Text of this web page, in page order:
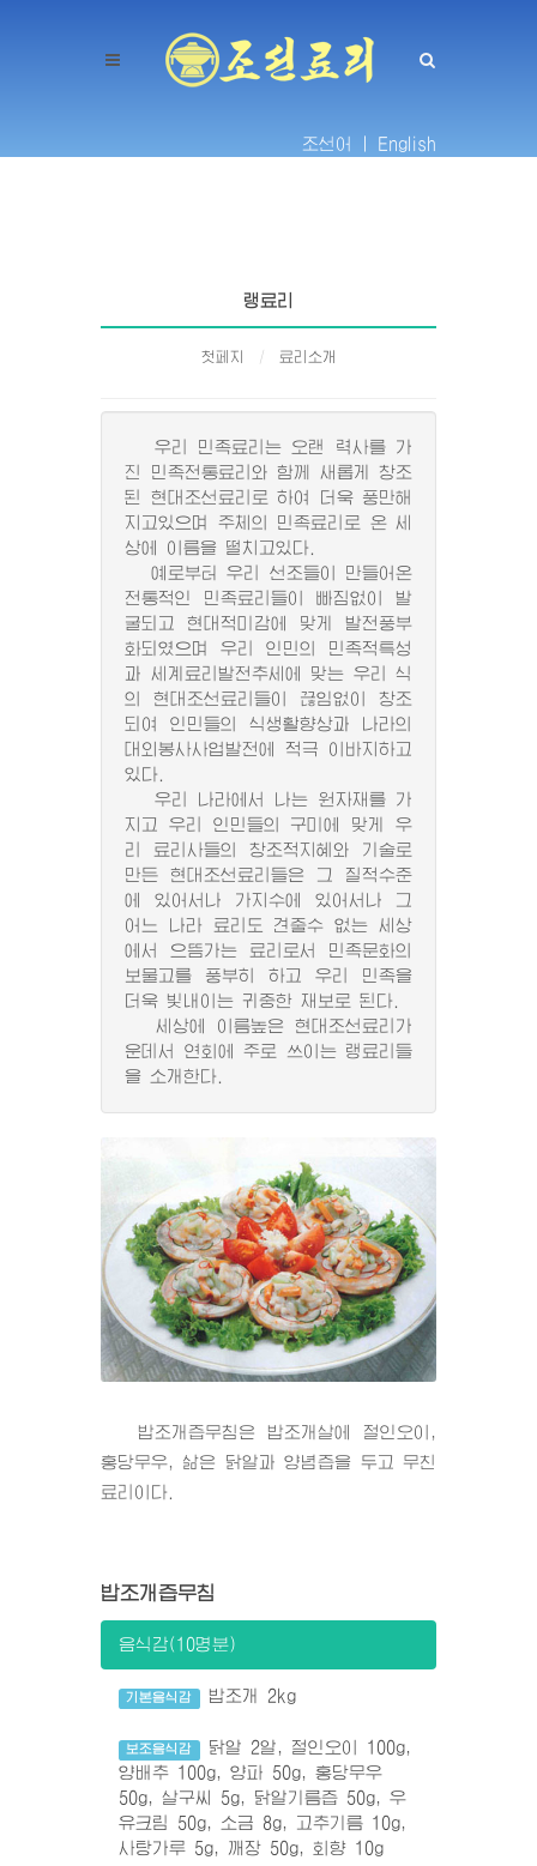
조선어 | English
랭료리
첫페지 료리소개
우리 민족료리는 오랜 력사를 가
진 민족전통료리와 함께 새롭게 창조
된 현대조선료리로 하여 더욱 풍만해
지고있으며 주체의 민족료리로 온 세
상에 이름을 떨치고있다.
예로부터 우리 선조들이 만들어온
전통적인 민족료리들이 빠짐없이 발
굴되고 현대적미감에 맞게 발전풍부
화되였으며 우리 인민의 민족적특성
과 세계료리발전추세에 맞는 우리 식
의 현대조선료리들이 끊임없이 창조
되여 인민들의 식생활향상과 나라의
대외봉사사업발전에 적극 이바지하고
있다.
우리 나라에서 나는 원자재를 가
지고 우리 인민들의 구미에 맞게 우
리 료리사들의 창조적지혜와 기술로
만든 현대조선료리들은 그 질적수준
에 있어서나 가지수에 있어서나 그
어느 나라 료리도 견줄수 없는 세상
에서 으뜸가는 료리로서 민족문화의
보물고를 풍부히 하고 우리 민족을
더욱 빛내이는 귀중한 재보로 된다.
세상에 이름높은 현대조선료리가
운데서 연회에 주로 쓰이는 랭료리들
을 소개한다.
밥조개즙무침은 밥조개살에 절인오이,
홍당무우, 삶은 닭알과 양념즙을 두고 무친
료리이다.
밥조개즙무침
음식감(10명분)
기본음식감 밥조개 2kg
보조음식감
닭알 2알, 절인오이 100g,
양배추 100g, 양파 50g, 홍당무우
50g, 살구씨 5g, 닭알기름즙 50g, 우
유크림 50g, 소금 8g, 고추기름 10g,
사탕가루 5g, 깨장 50g, 회향 10g